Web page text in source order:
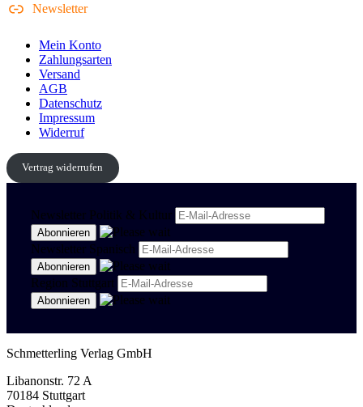
Newsletter
Mein Konto
Zahlungsarten
Versand
AGB
Datenschutz
Impressum
Widerruf
Vertrag widerrufen
Newsletter Politik & Kultur
Newsletter Spanisch
Region Stuttgart
Schmetterling Verlag GmbH
Libanonstr. 72 A
70184 Stuttgart